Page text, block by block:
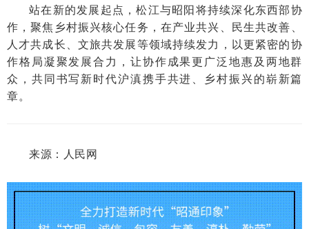
站在新的发展起点，松江与昭阳将持续深化东西部协
作，聚焦乡村振兴核心任务，在产业共兴、民生共改善、
人才共成长、文旅共发展等领域持续发力，以更紧密的协
作格局凝聚发展合力，让协作成果更广泛地惠及两地群
众，共同书写新时代沪滇携手共进、乡村振兴的崭新篇
章。
来源：人民网